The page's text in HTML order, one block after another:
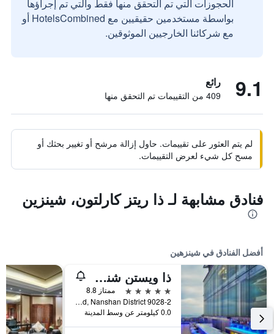
الحجوزات التي تم التحقق منها فقط والتي تم إجراؤها
بواسطة مستخدمين حقيقيين مع HotelsCombined أو
مع شركائنا الخارجيين الموثوقين.
9.1 رائع
409 من التقييمات تم التحقق منها
لم يتم العثور على تقييمات. حاول إزالة مرشح أو تغيير بحثك أو
مسح كل شيء لعرض التقييمات.
فنادق مشابهة لـ ذا ريتز كارلتون، شينزين
أفضل الفنادق في شينزهين
ذا ويستن شنزهن نانشان
5 نجوم
ممتاز 8.8
9028-2 Shennan Road, Nanshan District, شينزهين, الصين
0.0 كيلومتر عن وسط المدينة